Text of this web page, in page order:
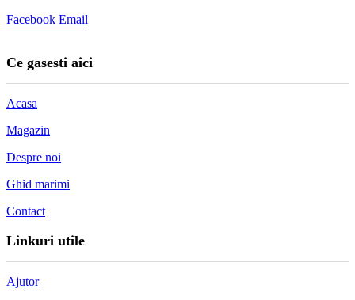
Facebook Email
Ce gasesti aici
Acasa
Magazin
Despre noi
Ghid marimi
Contact
Linkuri utile
Ajutor